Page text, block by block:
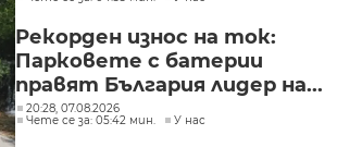
Рекорден износ на ток:
Парковете с батерии
правят България лидер на...
20:28, 07.08.2026
Чете се за: 05:42 мин.
У нас